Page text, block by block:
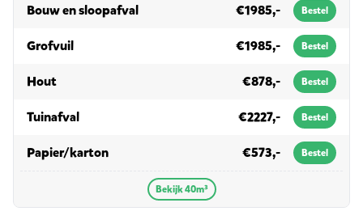
Bouw en sloopafvalin 40m³ €1985,- Bestel
Grofvuilin 40m³ €1985,- Bestel
Houtin 40m³ €878,- Bestel
Tuinafvalin 40m³ €2227,- Bestel
Papier/kartonin 40m³ €573,- Bestel
Bekijk 40m³